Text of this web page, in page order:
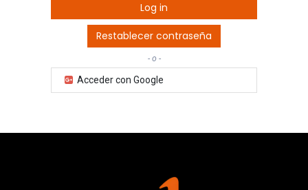
Log in
Restablecer contraseña
- o -
Acceder con Google